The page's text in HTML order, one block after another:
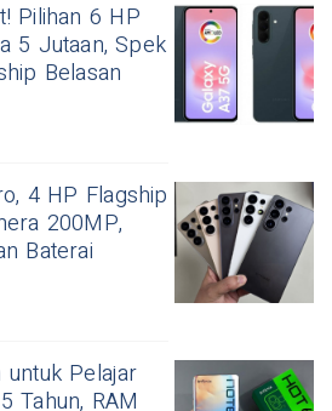
Pilihan 6 HP
5 Jutaan, Spek
Belasan
4 HP Flagship
200MP,
Baterai
Pelajar
Tahun, RAM